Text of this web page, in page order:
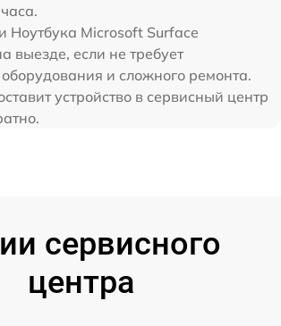
Ноутбука Microsoft Surface
выезде, если не требует
и сложного ремонта.
устройство в сервисный центр
сервисного
центра